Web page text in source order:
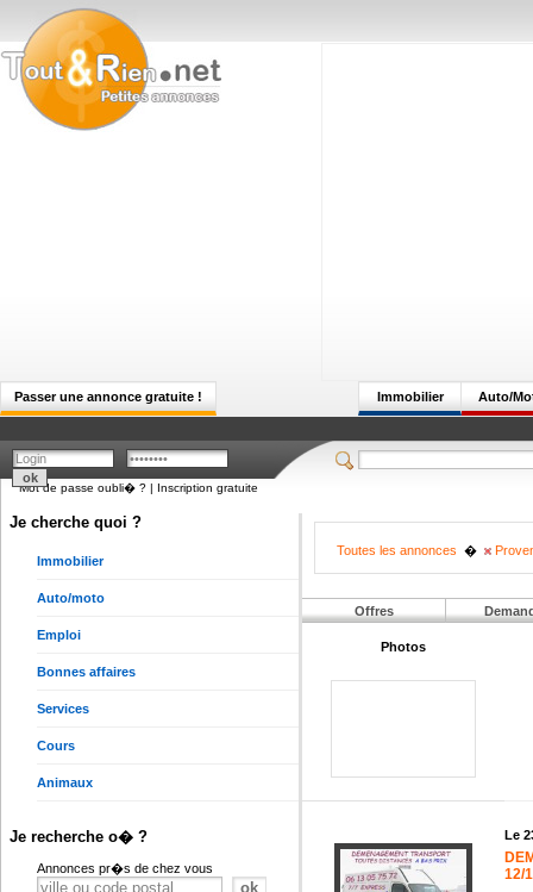
Passer une annonce gratuite ! Auto/
Immobilier
Mot de passe oubli� ? | Inscription gratuite
Je cherche quoi ?
Immobilier
Auto/moto
Emploi
Bonnes affaires
Services
Cours
Animaux
Je recherche o� ?
Annonces pr�s de chez vous
Toutes les annonces �
Offres
Photos
Le
12/